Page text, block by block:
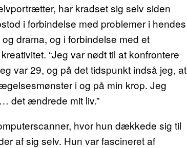
har kradset sig selv siden
i forbindelse med problemer i hendes
drama, og i forbindelse med et
“Jeg var nødt til at konfrontere
var 29, og på det tidspunkt indså jeg, at
i og på min krop. Jeg
det ændrede mit liv.”
hvor hun dækkede sig til
af sig selv. Hun var fascineret af